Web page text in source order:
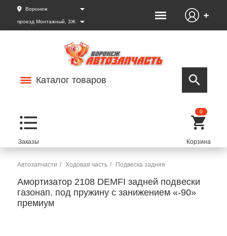
Воронеж
проезд Монтажный, 3Ж
Каталог товаров
0
Автозапчасти Ходовая часть Подвеска задняя
Амортизатор 2108 DEMFI задней подвески
газонап. под пружину с занижением «-90»
премиум